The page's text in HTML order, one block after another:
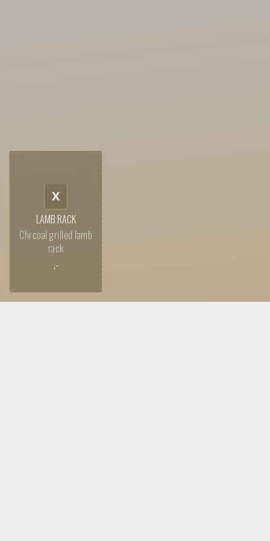
X
LAMB RACK
Chrcoal grilled lamb
rack
,-